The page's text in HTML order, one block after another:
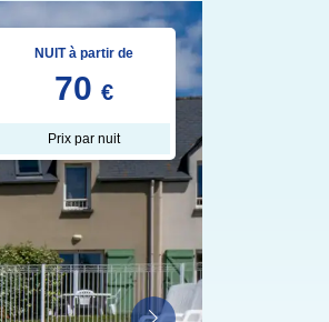
NUIT à partir de
70 €
Prix par nuit